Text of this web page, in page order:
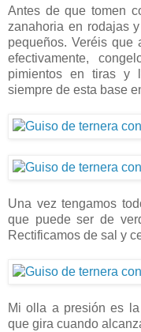
Antes de que tomen
zanahoria en rodajas
pequeños. Veréis que
efectivamente,
pimientos en tiras y
siempre de esta base
Una vez tengamos
que puede ser de
Rectificamos de sal y
Mi olla a presión es
que gira cuando